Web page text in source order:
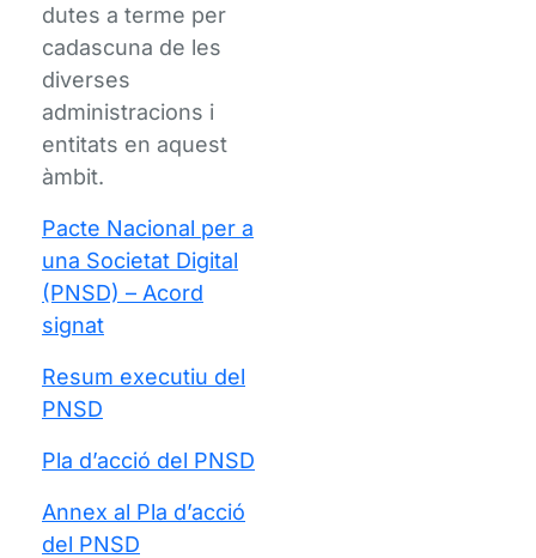
dutes a terme per
cadascuna de les
diverses
administracions i
entitats en aquest
àmbit.
Pacte Nacional per a
una Societat Digital
(PNSD) – Acord
signat
Resum executiu del
PNSD
Pla d’acció del PNSD
Annex al Pla d’acció
del PNSD